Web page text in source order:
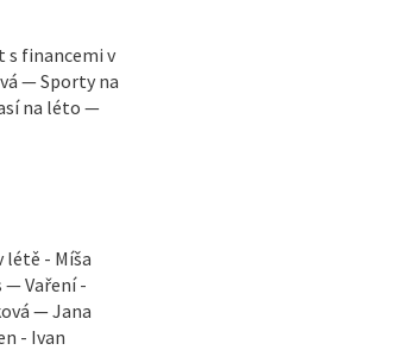
s financemi v
— Sporty na
na léto —
létě - Míša
— Vaření -
— Jana
- Ivan